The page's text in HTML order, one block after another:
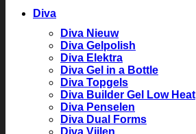
Diva
Diva Nieuw
Diva Gelpolish
Diva Elektra
Diva Gel in a Bottle
Diva Topgels
Diva Builder Gel Low Heat
Diva Penselen
Diva Dual Forms
Diva Vijlen